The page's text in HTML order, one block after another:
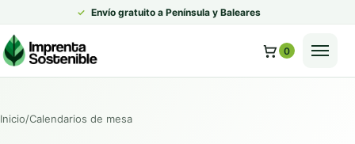
✓ Envío gratuito a Península y Baleares
0 Abrir
Inicio/Calendarios de mesa